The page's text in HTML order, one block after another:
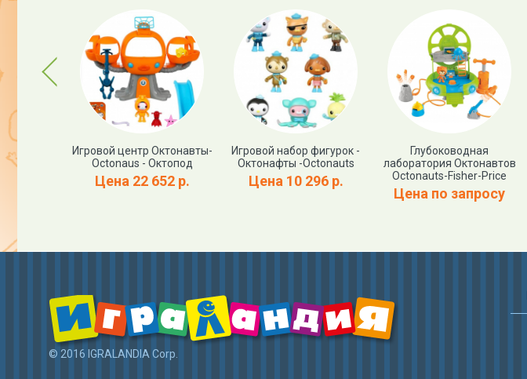
Previous
-
Игровой центр Октонавты-
Octonaus - Октопод
Цена 22 652 р.
Игровой набор фигурок -
Октонафты -Octonauts
Цена 10 296 р.
Глубоководная
лаборатория Октонавтов
Octonauts-Fisher-Price
Цена по запросу
© 2016 IGRALANDIA Corp.